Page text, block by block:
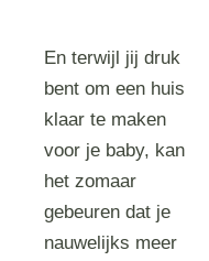
En terwijl jij druk
bent om een huis
klaar te maken
voor je baby, kan
het zomaar
gebeuren dat je
nauwelijks meer